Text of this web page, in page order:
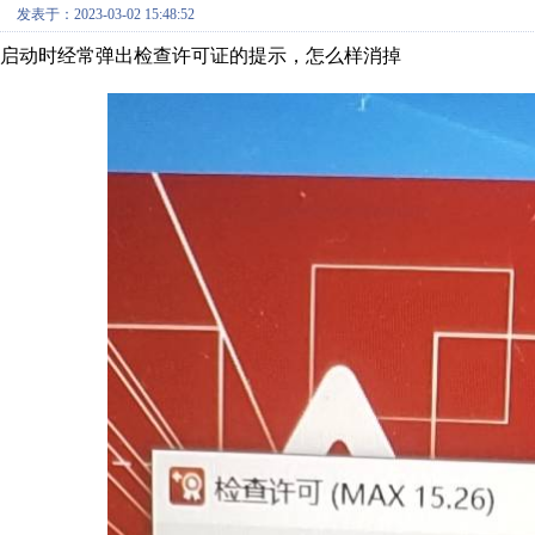
发表于：2023-03-02 15:48:52
启动时经常弹出检查许可证的提示，怎么样消掉